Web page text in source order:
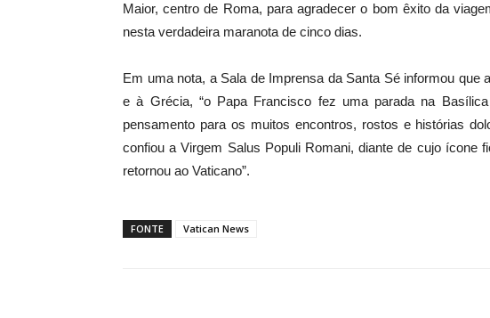
Maior, centro de Roma, para agradecer o bom êxito da
nesta verdadeira maranota de cinco dias.
Em uma nota, a Sala de Imprensa da Santa Sé informou que
e à Grécia, “o Papa Francisco fez uma parada na
pensamento para os muitos encontros, rostos e histórias
confiou a Virgem Salus Populi Romani, diante de cujo ícone
retornou ao Vaticano”.
FONTE Vatican News